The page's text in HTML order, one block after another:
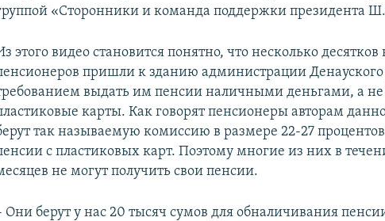
«Сторонники и команда поддержки президента
этого видео становится понятно, что несколько
пришли к зданию администрации Денауского
выдать им пенсии наличными деньгами, а не
карты. Как говорят пенсионеры авторам
так называемую комиссию в размере 22-27
с пластиковых карт. Поэтому многие из них в
не могут получить свои пенсии.
Они берут у нас 20 тысяч сумов для обналичивания